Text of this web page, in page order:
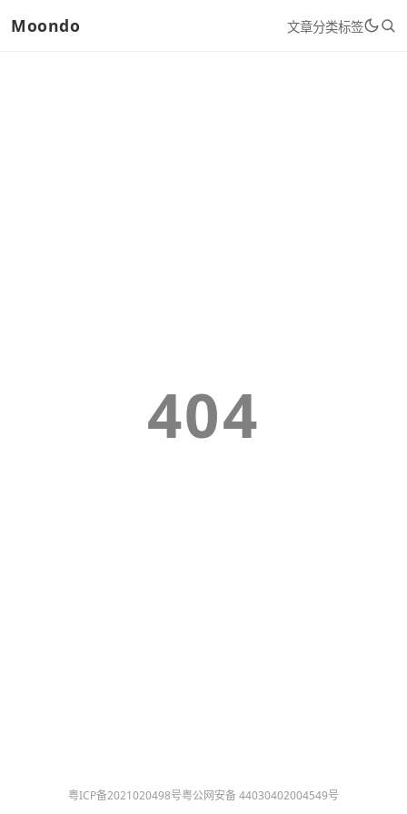
Moondo 文章分类标签
404
粤ICP备2021020498号粤公网安备 44030402004549号